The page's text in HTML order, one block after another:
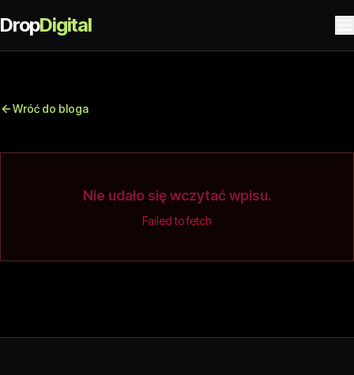
DropDigital
Wróć do bloga
Nie udało się wczytać wpisu.
Failed to fetch